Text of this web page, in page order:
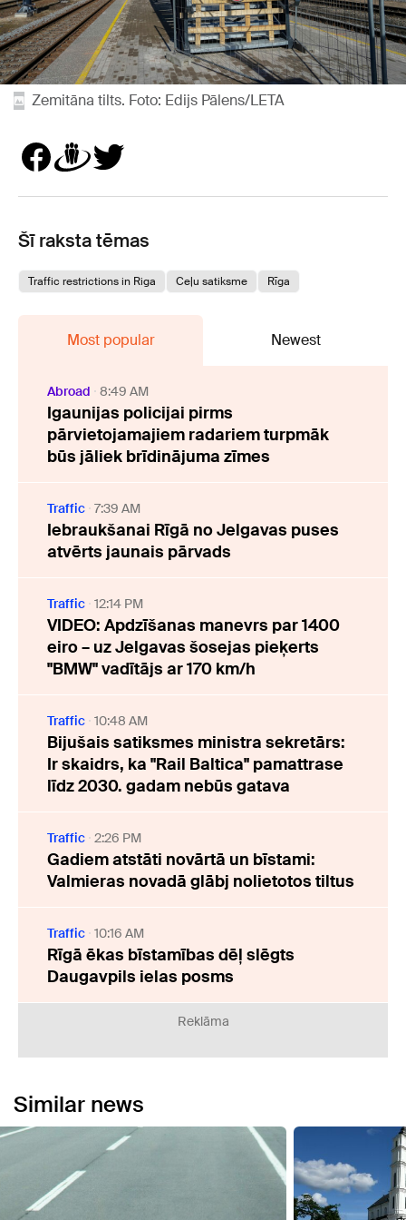
Zemitāna tilts. Foto: Edijs Pālens/LETA
Šī raksta tēmas
Traffic restrictions in Riga Ceļu satiksme Rīga
Most popular Newest
Abroad 8:49 AM
Igaunijas policijai pirms
pārvietojamajiem radariem turpmāk
būs jāliek brīdinājuma zīmes
Traffic 7:39 AM
Iebraukšanai Rīgā no Jelgavas puses
atvērts jaunais pārvads
Traffic 12:14 PM
VIDEO: Apdzīšanas manevrs par 1400
eiro – uz Jelgavas šosejas pieķerts
"BMW" vadītājs ar 170 km/h
Traffic 10:48 AM
Bijušais satiksmes ministra sekretārs:
Ir skaidrs, ka "Rail Baltica" pamattrase
līdz 2030. gadam nebūs gatava
Traffic 2:26 PM
Gadiem atstāti novārtā un bīstami:
Valmieras novadā glābj nolietotos tiltus
Traffic 10:16 AM
Rīgā ēkas bīstamības dēļ slēgts
Daugavpils ielas posms
Reklāma
Similar news